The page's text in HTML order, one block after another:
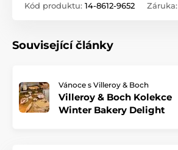
Kód produktu: 14-8612-9652 Záruka:
Související články
Vánoce s Villeroy & Boch
Villeroy & Boch Kolekce
Winter Bakery Delight